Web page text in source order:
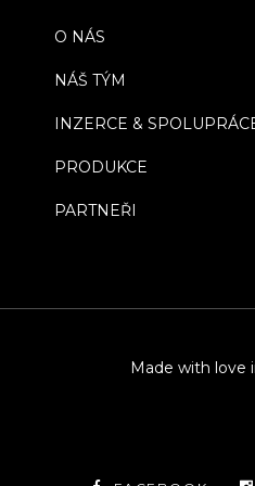
O NÁS
NÁŠ TÝM
INZERCE &
PRODUKCE
PARTNEŘI
Made with love